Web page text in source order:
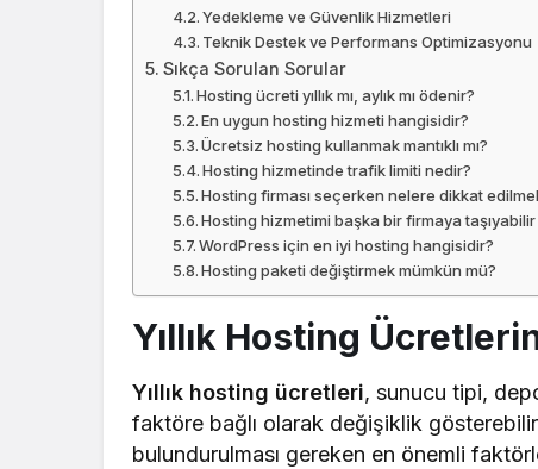
Yedekleme ve Güvenlik Hizmetleri
Teknik Destek ve Performans Optimizasyonu
Sıkça Sorulan Sorular
Hosting ücreti yıllık mı, aylık mı ödenir?
En uygun hosting hizmeti hangisidir?
Ücretsiz hosting kullanmak mantıklı mı?
Hosting hizmetinde trafik limiti nedir?
Hosting firması seçerken nelere dikkat
Hosting hizmetimi başka bir firmaya taşıyabilir
WordPress için en iyi hosting hangisidir?
Hosting paketi değiştirmek mümkün mü?
Yıllık Hosting
Yıllık hosting ücretleri, sunucu tipi,
faktöre bağlı olarak değişiklik
bulundurulması gereken en önemli